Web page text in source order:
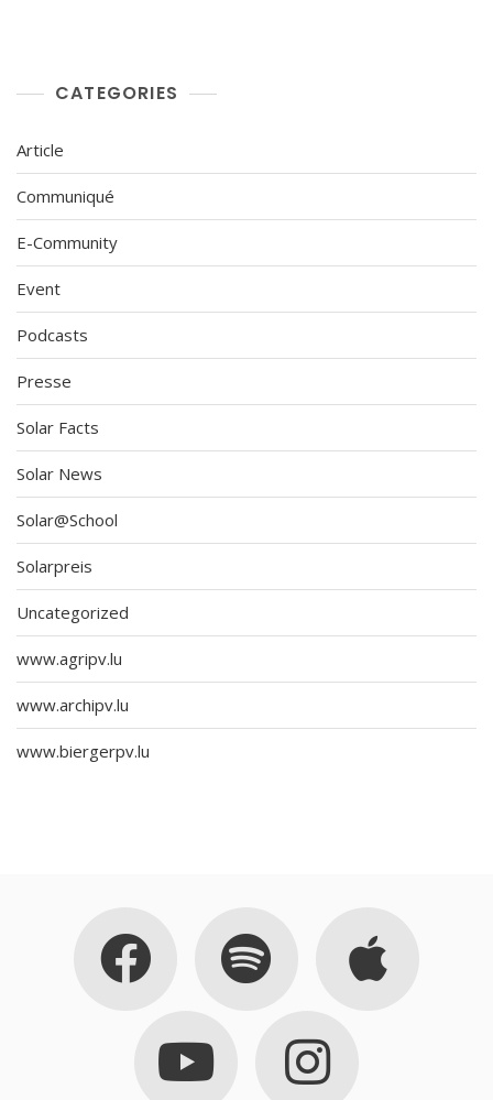
CATEGORIES
Article
Communiqué
E-Community
Event
Podcasts
Presse
Solar Facts
Solar News
Solar@School
Solarpreis
Uncategorized
www.agripv.lu
www.archipv.lu
www.biergerpv.lu